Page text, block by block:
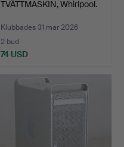
TVÄTTMASKIN, Whirlpool.
Klubbades 31 mar 2026
2 bud
74 USD